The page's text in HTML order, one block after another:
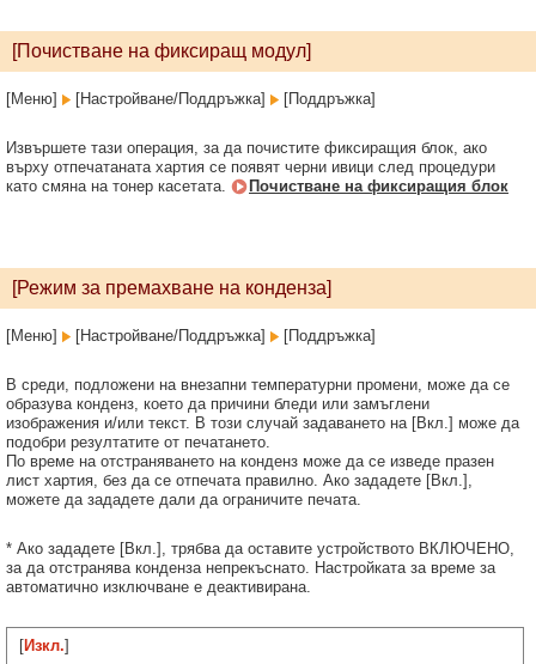
[Почистване на фиксиращ модул]
[Меню] [Настройване/Поддръжка] [Поддръжка]
Извършете тази операция, за да почистите фиксиращия блок, ако
върху отпечатаната хартия се появят черни ивици след процедури
като смяна на тонер касетата.
Почистване на фиксиращия блок
[Режим за премахване на конденза]
[Меню] [Настройване/Поддръжка] [Поддръжка]
В среди, подложени на внезапни температурни промени, може да се
образува конденз, което да причини бледи или замъглени
изображения и/или текст. В този случай задаването на [Вкл.] може да
подобри резултатите от печатането.
По време на отстраняването на конденз може да се изведе празен
лист хартия, без да се отпечата правилно. Ако зададете [Вкл.],
можете да зададете дали да ограничите печата.
* Ако зададете [Вкл.], трябва да оставите устройството ВКЛЮЧЕНО,
за да отстранява конденза непрекъснато. Настройката за време за
автоматично изключване е деактивирана.
[Изкл.]